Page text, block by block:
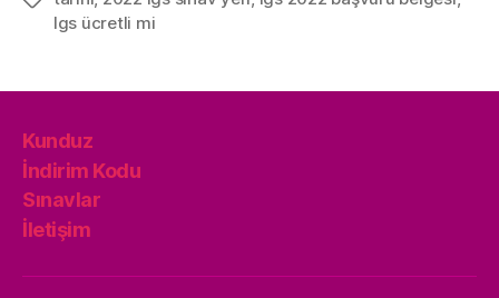
lgs ücretli mi
Kunduz
İndirim Kodu
Sınavlar
İletişim